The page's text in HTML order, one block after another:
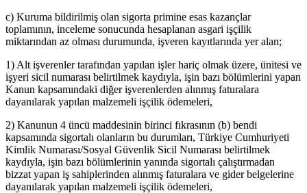
c) Kuruma bildirilmiş olan sigorta primine esas kazançlar
toplamının, inceleme sonucunda hesaplanan asgari işçilik
miktarından az olması durumunda, işveren kayıtlarında yer alan;
1) Alt işverenler tarafından yapılan işler hariç olmak üzere, ünitesi ve
işyeri sicil numarası belirtilmek kaydıyla, işin bazı bölümlerini yapan
Kanun kapsamındaki diğer işverenlerden alınmış faturalara
dayanılarak yapılan malzemeli işçilik ödemeleri,
2) Kanunun 4 üncü maddesinin birinci fıkrasının (b) bendi
kapsamında sigortalı olanların bu durumları, Türkiye Cumhuriyeti
Kimlik Numarası/Sosyal Güvenlik Sicil Numarası belirtilmek
kaydıyla, işin bazı bölümlerinin yanında sigortalı çalıştırmadan
bizzat yapan iş sahiplerinden alınmış faturalara ve gider belgelerine
dayanılarak yapılan malzemeli işçilik ödemeleri,